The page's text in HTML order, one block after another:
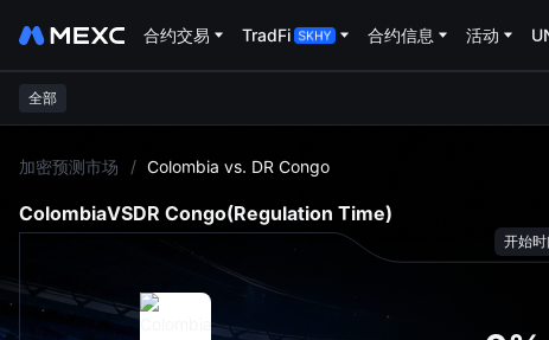
合约交易 TradFi 合约信息 活动
全部
加密预测市场 / Colombia vs. DR Congo
ColombiaVSDR Congo(Regulation Time)
开始时